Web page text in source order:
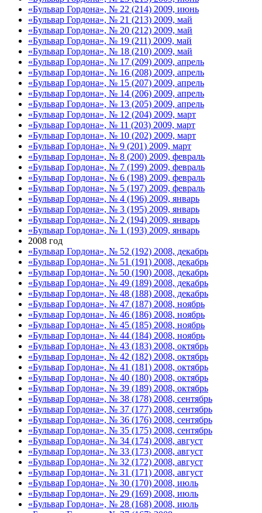
«Бульвар Гордона», № 22 (214) 2009, июнь
«Бульвар Гордона», № 21 (213) 2009, май
«Бульвар Гордона», № 20 (212) 2009, май
«Бульвар Гордона», № 19 (211) 2009, май
«Бульвар Гордона», № 18 (210) 2009, май
«Бульвар Гордона», № 17 (209) 2009, апрель
«Бульвар Гордона», № 16 (208) 2009, апрель
«Бульвар Гордона», № 15 (207) 2009, апрель
«Бульвар Гордона», № 14 (206) 2009, апрель
«Бульвар Гордона», № 13 (205) 2009, апрель
«Бульвар Гордона», № 12 (204) 2009, март
«Бульвар Гордона», № 11 (203) 2009, март
«Бульвар Гордона», № 10 (202) 2009, март
«Бульвар Гордона», № 9 (201) 2009, март
«Бульвар Гордона», № 8 (200) 2009, февраль
«Бульвар Гордона», № 7 (199) 2009, февраль
«Бульвар Гордона», № 6 (198) 2009, февраль
«Бульвар Гордона», № 5 (197) 2009, февраль
«Бульвар Гордона», № 4 (196) 2009, январь
«Бульвар Гордона», № 3 (195) 2009, январь
«Бульвар Гордона», № 2 (194) 2009, январь
«Бульвар Гордона», № 1 (193) 2009, январь
2008 год
«Бульвар Гордона», № 52 (192) 2008, декабрь
«Бульвар Гордона», № 51 (191) 2008, декабрь
«Бульвар Гордона», № 50 (190) 2008, декабрь
«Бульвар Гордона», № 49 (189) 2008, декабрь
«Бульвар Гордона», № 48 (188) 2008, декабрь
«Бульвар Гордона», № 47 (187) 2008, ноябрь
«Бульвар Гордона», № 46 (186) 2008, ноябрь
«Бульвар Гордона», № 45 (185) 2008, ноябрь
«Бульвар Гордона», № 44 (184) 2008, ноябрь
«Бульвар Гордона», № 43 (183) 2008, октябрь
«Бульвар Гордона», № 42 (182) 2008, октябрь
«Бульвар Гордона», № 41 (181) 2008, октябрь
«Бульвар Гордона», № 40 (180) 2008, октябрь
«Бульвар Гордона», № 39 (189) 2008, октябрь
«Бульвар Гордона», № 38 (178) 2008, сентябрь
«Бульвар Гордона», № 37 (177) 2008, сентябрь
«Бульвар Гордона», № 36 (176) 2008, сентябрь
«Бульвар Гордона», № 35 (175) 2008, сентябрь
«Бульвар Гордона», № 34 (174) 2008, август
«Бульвар Гордона», № 33 (173) 2008, август
«Бульвар Гордона», № 32 (172) 2008, август
«Бульвар Гордона», № 31 (171) 2008, август
«Бульвар Гордона», № 30 (170) 2008, июль
«Бульвар Гордона», № 29 (169) 2008, июль
«Бульвар Гордона», № 28 (168) 2008, июль